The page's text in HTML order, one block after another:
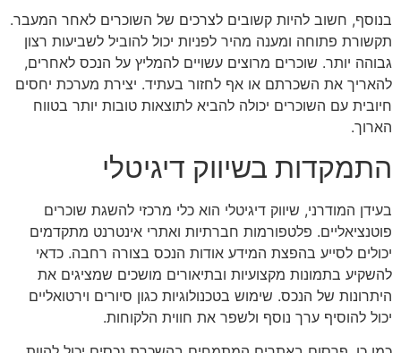
בנוסף, חשוב להיות קשובים לצרכים של השוכרים לאחר המעבר.
תקשורת פתוחה ומענה מהיר לפניות יכול להוביל לשביעות רצון
גבוהה יותר. שוכרים מרוצים עשויים להמליץ על הנכס לאחרים,
להאריך את השכרתם או אף לחזור בעתיד. יצירת מערכת יחסים
חיובית עם השוכרים יכולה להביא לתוצאות טובות יותר בטווח
הארוך.
התמקדות בשיווק דיגיטלי
בעידן המודרני, שיווק דיגיטלי הוא כלי מרכזי להשגת שוכרים
פוטנציאליים. פלטפורמות חברתיות ואתרי אינטרנט מתקדמים
יכולים לסייע בהפצת המידע אודות הנכס בצורה רחבה. כדאי
להשקיע בתמונות מקצועיות ובתיאורים מושכים שמציגים את
היתרונות של הנכס. שימוש בטכנולוגיות כגון סיורים וירטואליים
יכול להוסיף ערך נוסף ולשפר את חווית הלקוחות.